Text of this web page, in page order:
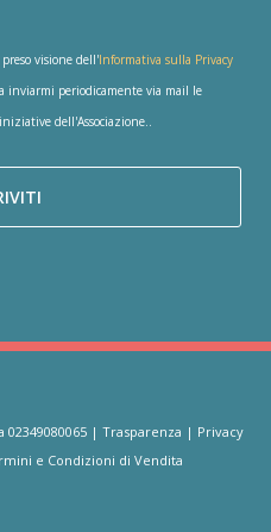
visione dell'Informativa sulla Privacy
inviarmi periodicamente via mail le
dell'Associazione..
| Trasparenza | Privacy
e Condizioni di Vendita